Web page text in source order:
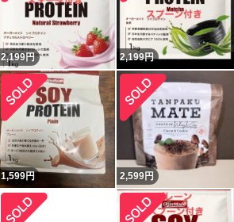
2,199円 2,199円
1,599円 2,599円